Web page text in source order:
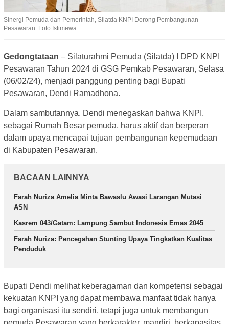
Sinergi Pemuda dan Pemerintah, Silatda KNPI Dorong Pembangunan
Pesawaran. Foto Istimewa
Gedongtataan – Silaturahmi Pemuda (Silatda) I DPD KNPI
Pesawaran Tahun 2024 di GSG Pemkab Pesawaran, Selasa
(06/02/24), menjadi panggung penting bagi Bupati
Pesawaran, Dendi Ramadhona.
Dalam sambutannya, Dendi menegaskan bahwa KNPI,
sebagai Rumah Besar pemuda, harus aktif dan berperan
dalam upaya mencapai tujuan pembangunan kepemudaan
di Kabupaten Pesawaran.
BACAAN LAINNYA
Farah Nuriza Amelia Minta Bawaslu Awasi Larangan Mutasi
ASN
Kasrem 043/Gatam: Lampung Sambut Indonesia Emas 2045
Farah Nuriza: Pencegahan Stunting Upaya Tingkatkan Kualitas
Penduduk
Bupati Dendi melihat keberagaman dan kompetensi sebagai
kekuatan KNPI yang dapat membawa manfaat tidak hanya
bagi organisasi itu sendiri, tetapi juga untuk membangun